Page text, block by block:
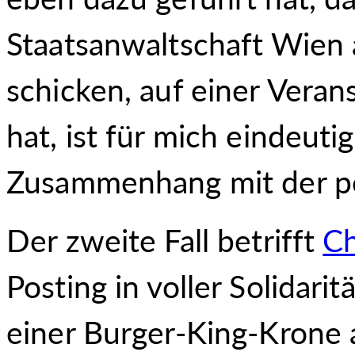
Staatsanwaltschaft
schicken, auf einer
hat, ist für mich
Zusammenhang mit der
Der zweite Fall betrifft
Posting in voller
einer Burger-King-Krone